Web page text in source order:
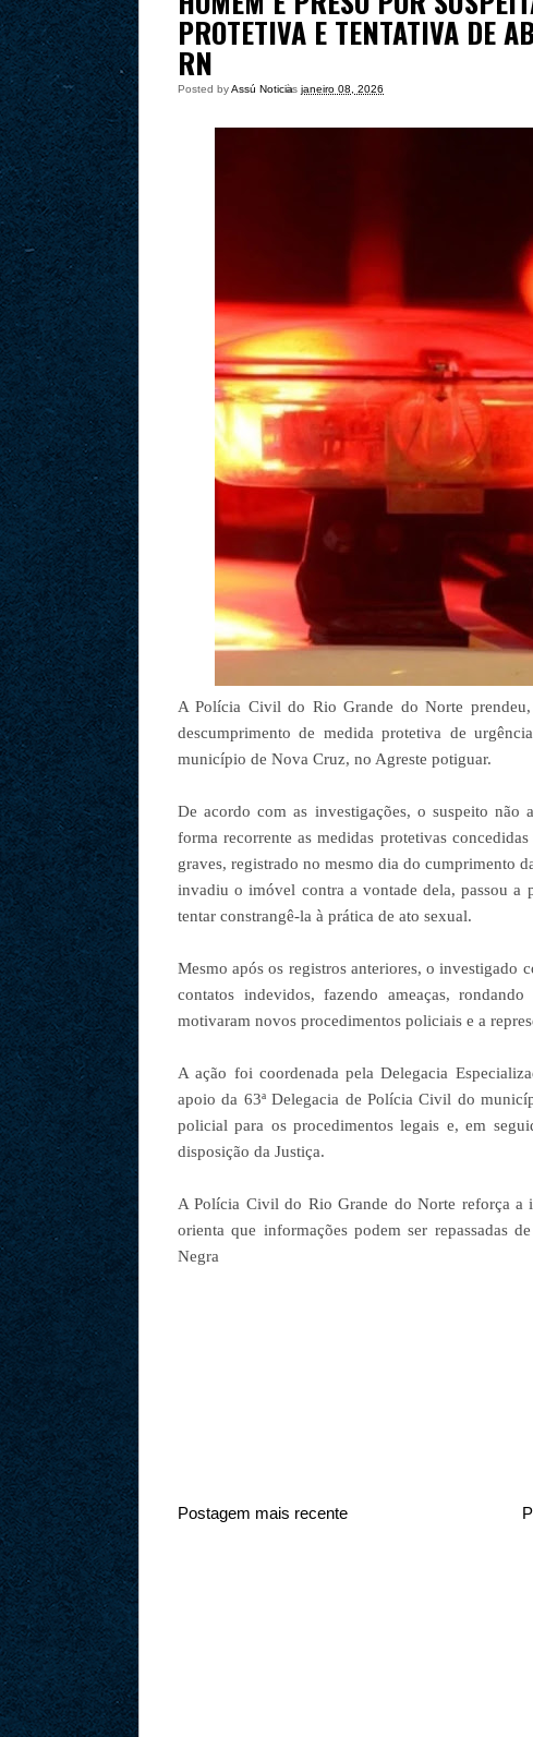
PROTETIVA E TENTATIVA DE
RN
Posted byAssú Noticia
às janeiro 08, 2026
A Polícia Civil do Rio Grande do Norte
descumprimento de medida protetiva de
município de Nova Cruz, no Agreste potiguar.
De acordo com as investigações, o suspeito
forma recorrente as medidas protetivas
graves, registrado no mesmo dia do cumprimento
invadiu o imóvel contra a vontade dela, passou a
tentar constrangê-la à prática de ato sexual.
Mesmo após os registros anteriores, o investigado
contatos indevidos, fazendo ameaças,
motivaram novos procedimentos policiais e a
A ação foi coordenada pela Delegacia
apoio da 63ª Delegacia de Polícia Civil do
policial para os procedimentos legais e, em
disposição da Justiça.
A Polícia Civil do Rio Grande do Norte reforça a
orienta que informações podem ser repassadas
Negra
Postagem mais recente